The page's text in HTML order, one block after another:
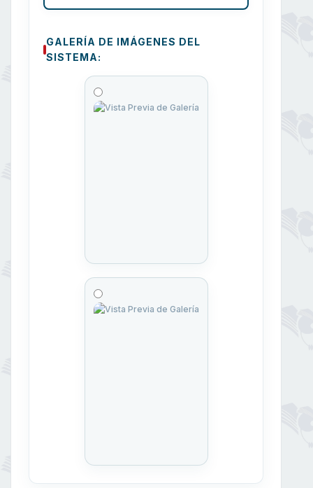
GALERÍA DE IMÁGENES DEL
SISTEMA: